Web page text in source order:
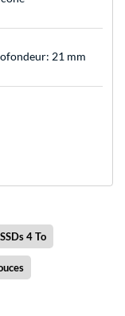
21 mm
SSDs 4 To